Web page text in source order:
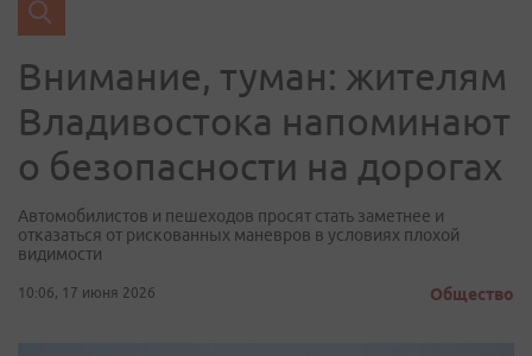
Внимание, туман: жителям
Владивостока напоминают
о безопасности на дорогах
Автомобилистов и пешеходов просят стать заметнее и
отказаться от рискованных маневров в условиях плохой
видимости
10:06, 17 июня 2026 Общество